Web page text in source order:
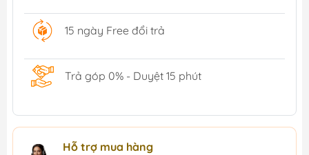
15 ngày Free đổi trả
Trả góp 0% - Duyệt 15 phút
Hỗ trợ mua hàng